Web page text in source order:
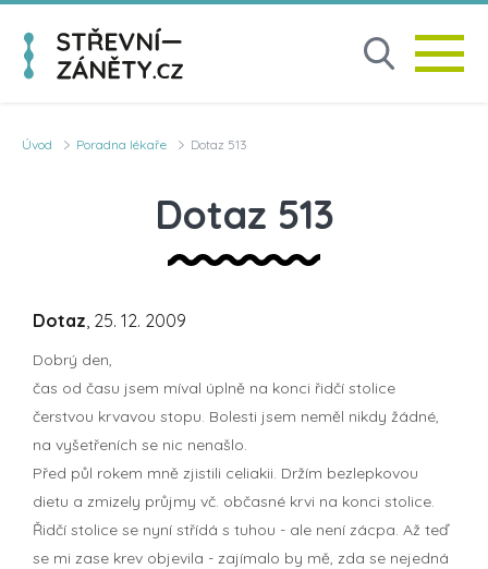
Úvod Poradna lékaře Dotaz 513
Dotaz 513
Dotaz, 25. 12. 2009
Dobrý den,
čas od času jsem míval úplně na konci řidčí stolice
čerstvou krvavou stopu. Bolesti jsem neměl nikdy žádné,
na vyšetřeních se nic nenašlo.
Před půl rokem mně zjistili celiakii. Držím bezlepkovou
dietu a zmizely průjmy vč. občasné krvi na konci stolice.
Řidčí stolice se nyní střídá s tuhou - ale není zácpa. Až teď
se mi zase krev objevila - zajímalo by mě, zda se nejedná